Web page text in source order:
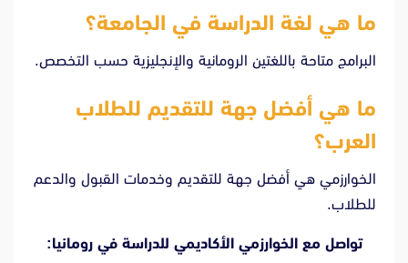
ما هي لغة الدراسة في الجامعة؟
البرامج متاحة باللغتين الرومانية والإنجليزية حسب التخصص.
ما هي أفضل جهة للتقديم للطلاب
العرب؟
الخوارزمي هي أفضل جهة للتقديم وخدمات القبول والدعم
للطلاب.
تواصل مع الخوارزمي الأكاديمي للدراسة في رومانيا: